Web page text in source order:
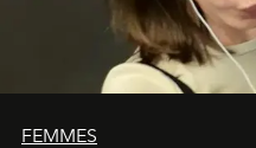
FEMMES